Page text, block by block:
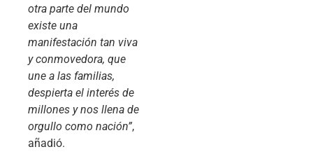
otra parte del mundo
existe una
manifestación tan viva
y conmovedora, que
une a las familias,
despierta el interés de
millones y nos llena de
orgullo como nación”,
añadió.